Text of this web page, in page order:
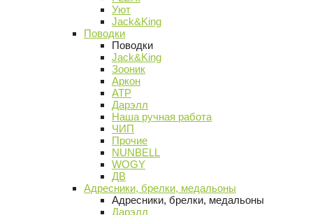
Уют
Jack&King
Поводки
Поводки
Jack&King
Зооник
Аркон
АТР
Дарэлл
Наша ручная работа
ЧИП
Прочие
NUNBELL
WOGY
ДВ
Адресники, брелки, медальоны
Адресники, брелки, медальоны
Дарэлл